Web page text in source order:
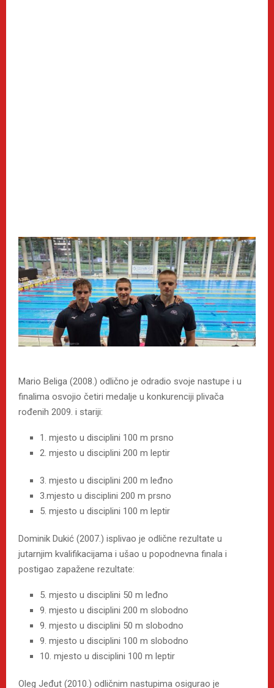
Mario Beliga (2008.) odlično je odradio svoje nastupe i u
finalima osvojio četiri medalje u konkurenciji plivača
rođenih 2009. i stariji:
1. mjesto u disciplini 100 m prsno
2. mjesto u disciplini 200 m leptir
3. mjesto u disciplini 200 m leđno
3.mjesto u disciplini 200 m prsno
5. mjesto u disciplini 100 m leptir
Dominik Dukić (2007.) isplivao je odlične rezultate u
jutarnjim kvalifikacijama i ušao u popodnevna finala i
postigao zapažene rezultate:
5. mjesto u disciplini 50 m leđno
9. mjesto u disciplini 200 m slobodno
9. mjesto u disciplini 50 m slobodno
9. mjesto u disciplini 100 m slobodno
10. mjesto u disciplini 100 m leptir
Oleg Jeđut (2010.) odličnim nastupima osigurao je